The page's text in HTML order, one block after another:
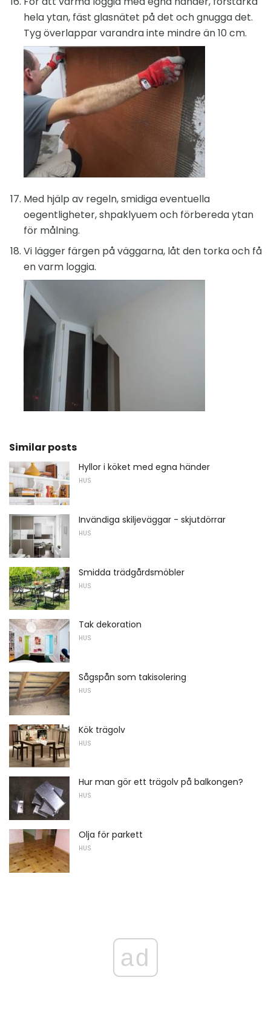
hela ytan, fäst glasnätet på det och gnugga det.
Tyg överlappar varandra inte mindre än 10 cm.
Med hjälp av regeln, smidiga eventuella
oegentligheter, shpaklyuem och förbereda ytan
för målning.
Vi lägger färgen på väggarna, låt den torka och få
en varm loggia.
Similar posts
Hyllor i köket med egna händer
HUS
Invändiga skiljeväggar - skjutdörrar
HUS
Smidda trädgårdsmöbler
HUS
Tak dekoration
HUS
Sågspån som takisolering
HUS
Kök trägolv
HUS
Hur man gör ett trägolv på balkongen?
HUS
Olja för parkett
HUS
ad